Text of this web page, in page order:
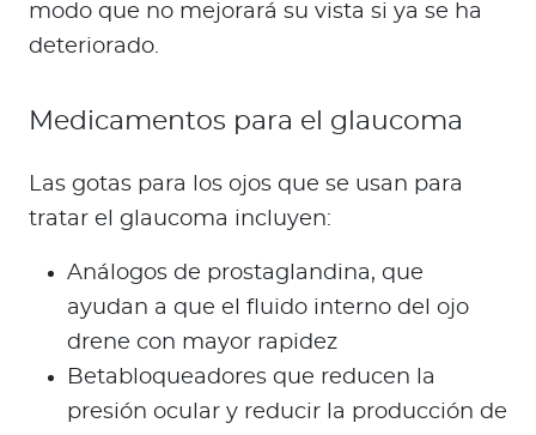
modo que no mejorará su vista si ya se ha
deteriorado.
Medicamentos para el glaucoma
Las gotas para los ojos que se usan para
tratar el glaucoma incluyen:
Análogos de prostaglandina, que
ayudan a que el fluido interno del ojo
drene con mayor rapidez
Betabloqueadores que reducen la
presión ocular y reducir la producción de